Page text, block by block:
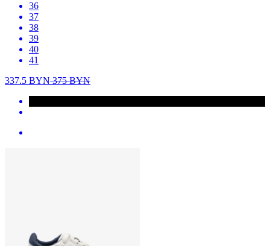
36
37
38
39
40
41
337.5 BYN375BYN